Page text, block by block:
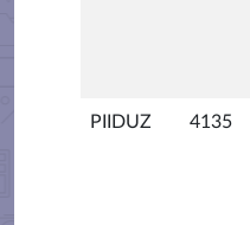
PIIDUZ 4135